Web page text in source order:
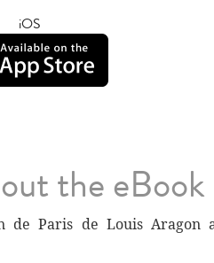
iOS
the eBook
de Paris de Louis Aragon